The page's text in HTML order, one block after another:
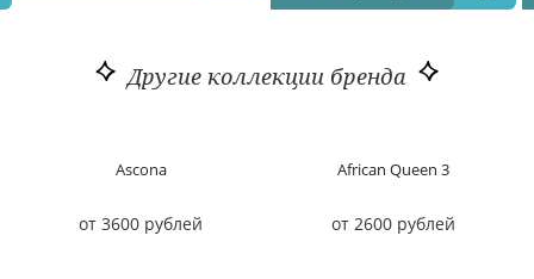
Другие коллекции бренда
Ascona
от 3600 рублей
African Queen 3
от 2600 рублей